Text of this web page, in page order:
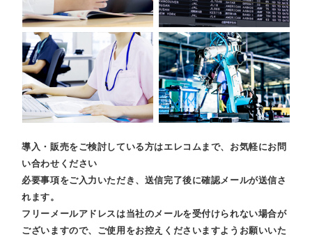
導入・販売をご検討している方はエレコムまで、お気軽にお問
い合わせください
必要事項をご入力いただき、送信完了後に確認メールが送信さ
れます。
フリーメールアドレスは当社のメールを受付けられない場合が
ございますので、ご使用をお控えくださいますようお願いいた